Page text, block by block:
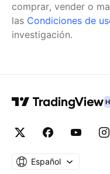
comprar, vender o
las Condiciones de
investigación.
Español